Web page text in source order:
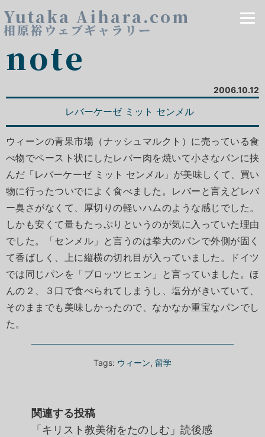
Yutaka Aihara.com
相原裕ウェブギャラリー
note
2006.10.12
レバーケーゼ ミット センメル
ウィーンの青果市場（ナッシュマルクト）に売っている食
べ物でペースト状にしたレバー肉を焼いて小さなパンに挟
んだ「レバーケーゼ ミット センメル」が美味しくて、買い
物に行ったついでによく食べました。レバーと言えどレバ
ー臭さがなくて、厚切りの軽いハムのような感じでした。
しかも安くて量もたっぷりというのが気に入っていた理由
でした。「センメル」と言うのは拳大のパンで外側が固く
て香ばしく、上に縦横の切れ目が入っていました。ドイツ
では同じパンを「ブロッツヒェン」と言っていました。ほ
んの２、３口で食べられてしまうし、塩分がきいていて、
そのままでも美味しかったので、なかなか重宝なパンでし
た。
Tags: ウィーン, 留学
関連する投稿
「キリスト教美術をたのしむ」読後感